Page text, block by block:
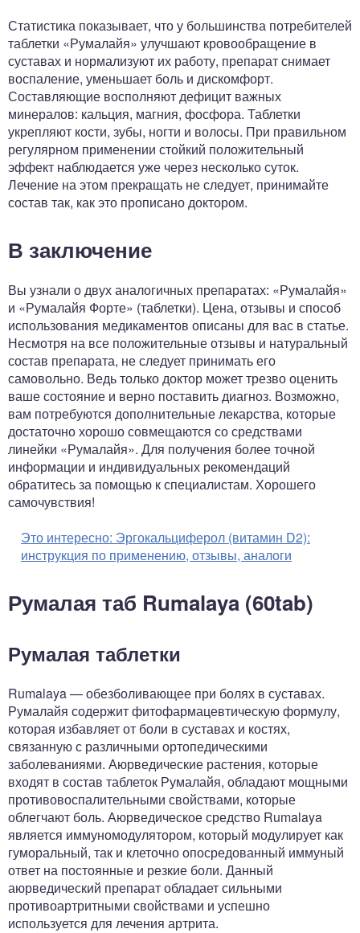
Статистика показывает, что у большинства потребителей
таблетки «Румалайя» улучшают кровообращение в
суставах и нормализуют их работу, препарат снимает
воспаление, уменьшает боль и дискомфорт.
Составляющие восполняют дефицит важных
минералов: кальция, магния, фосфора. Таблетки
укрепляют кости, зубы, ногти и волосы. При правильном
регулярном применении стойкий положительный
эффект наблюдается уже через несколько суток.
Лечение на этом прекращать не следует, принимайте
состав так, как это прописано доктором.
В заключение
Вы узнали о двух аналогичных препаратах: «Румалайя»
и «Румалайя Форте» (таблетки). Цена, отзывы и способ
использования медикаментов описаны для вас в статье.
Несмотря на все положительные отзывы и натуральный
состав препарата, не следует принимать его
самовольно. Ведь только доктор может трезво оценить
ваше состояние и верно поставить диагноз. Возможно,
вам потребуются дополнительные лекарства, которые
достаточно хорошо совмещаются со средствами
линейки «Румалайя». Для получения более точной
информации и индивидуальных рекомендаций
обратитесь за помощью к специалистам. Хорошего
самочувствия!
Это интересно: Эргокальциферол (витамин D2):
инструкция по применению, отзывы, аналоги
Румалая таб Rumalaya (60tab)
Румалая таблетки
​Rumalaya — обезболивающее при болях в суставах.
Румалайя содержит фитофармацевтическую формулу,
которая избавляет от боли в суставах и костях,
связанную с различными ортопедическими
заболеваниями. Аюрведические растения, которые
входят в состав таблеток Румалайя, обладают мощными
противовоспалительными свойствами, которые
облегчают боль. Аюрведическое средство Rumalaya
является иммуномодулятором, который модулирует как
гуморальный, так и клеточно опосредованный иммуный
ответ на постоянные и резкие боли. Данный
аюрведический препарат обладает сильными
противоартритными свойствами и успешно
используется для лечения артрита.